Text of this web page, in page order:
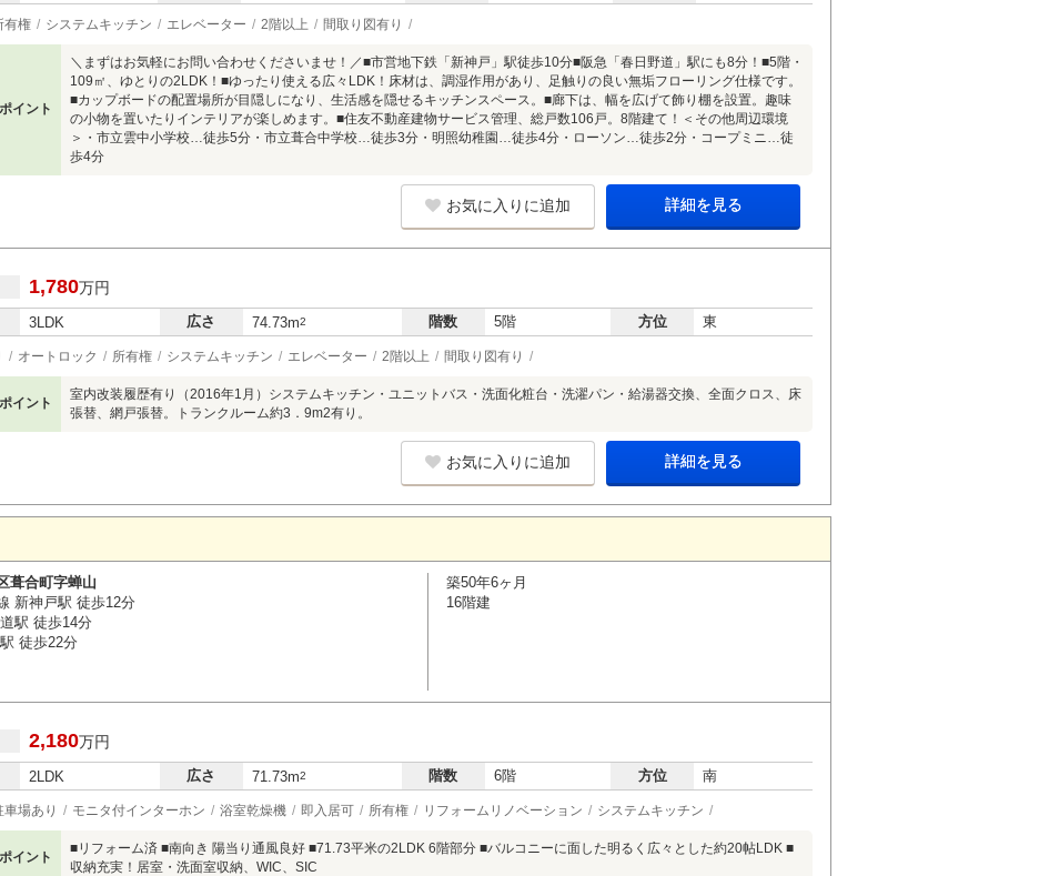
有権 システムキッチン エレベーター 2階以上 間取り図有り
イント
＼まずはお気軽にお問い合わせくださいませ！／■市営地下鉄「新神戸」駅徒歩10分■阪急「春日野道」駅にも8分！■5階・
109㎡、ゆとりの2LDK！■ゆったり使える広々LDK！床材は、調湿作用があり、足触りの良い無垢フローリング仕様です。
■カップボードの配置場所が目隠しになり、生活感を隠せるキッチンスペース。■廊下は、幅を広げて飾り棚を設置。趣味
の小物を置いたりインテリアが楽しめます。■住友不動産建物サービス管理、総戸数106戸。8階建て！＜その他周辺環境
＞・市立雲中小学校…徒歩5分・市立葺合中学校…徒歩3分・明照幼稚園…徒歩4分・ローソン…徒歩2分・コープミニ…徒
歩4分
お気に入りに追加 詳細を見る
1,780万円
3LDK 広さ 74.73m2 階数 5階 方位 東
オートロック 所有権 システムキッチン エレベーター 2階以上 間取り図有り
イント
室内改装履歴有り（2016年1月）システムキッチン・ユニットバス・洗面化粧台・洗濯パン・給湯器交換、全面クロス、床
張替、網戸張替。トランクルーム約3．9m2有り。
お気に入りに追加 詳細を見る
葺合町字蝉山
新神戸駅 徒歩12分
駅 徒歩14分
徒歩22分
築50年6ヶ月
16階建
2,180万円
2LDK 広さ 71.73m2 階数 6階 方位 南
車場あり モニタ付インターホン 浴室乾燥機 即入居可 所有権 リフォームリノベーション システムキッチン
イント
■リフォーム済 ■南向き 陽当り通風良好 ■71.73平米の2LDK 6階部分 ■バルコニーに面した明るく広々とした約20帖LDK ■
収納充実！居室・洗面室収納、WIC、SIC